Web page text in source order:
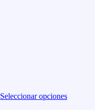
Seleccionar opciones